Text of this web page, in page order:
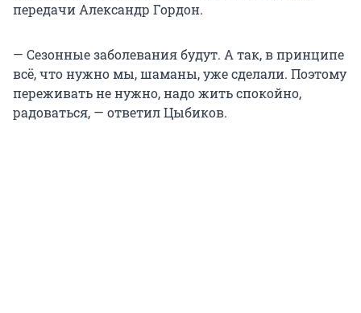
передачи Александр Гордон.
— Сезонные заболевания будут. А так, в принципе
всё, что нужно мы, шаманы, уже сделали. Поэтому
переживать не нужно, надо жить спокойно,
радоваться, — ответил Цыбиков.